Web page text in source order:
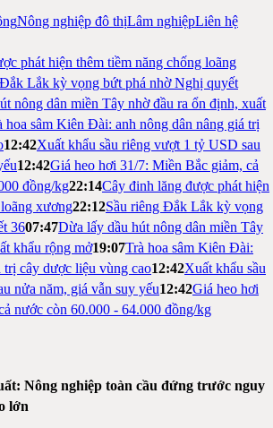
Nông nghiệp đô thịLâm nghiệpLiên hệ
phát hiện thêm tiềm năng chống loãng
Lắk kỳ vọng bứt phá nhờ Nghị quyết
nông dân miền Tây nhờ đầu ra ổn định, xuất
hoa sâm Kiên Đài: anh nông dân nâng giá trị
12:42Xuất khẩu sầu riêng vượt 1 tỷ USD sau
12:42Giá heo hơi 31/7: Miền Bắc giảm, cả
đồng/kg22:14Cây đinh lăng được phát hiện
xương22:12Sầu riêng Đắk Lắk kỳ vọng
3607:47Dừa lấy dầu hút nông dân miền Tây
khẩu rộng mở19:07Trà hoa sâm Kiên Đài:
trị cây dược liệu vùng cao12:42Xuất khẩu sầu
nửa năm, giá vẫn suy yếu12:42Giá heo hơi
nước còn 60.000 - 64.000 đồng/kg
Nông nghiệp toàn cầu đứng trước nguy
lớn